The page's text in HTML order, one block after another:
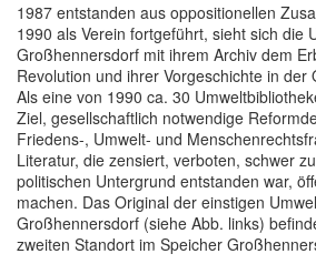
1987 entstanden aus oppositionellen
1990 als Verein fortge­führt, sieht sich die
Großhennersdorf mit ihrem Archiv dem
Revolution und ihrer Vorgeschichte in der
Als eine von 1990 ca. 30
Ziel, gesellschaftlich notwendige
Friedens-, Umwelt- und
Literatur, die zensiert, verboten, schwer
politischen Untergrund ent­standen war,
machen. Das Original der einstigen
Großhennersdorf (siehe Abb. links)
zweiten Standort im Speicher